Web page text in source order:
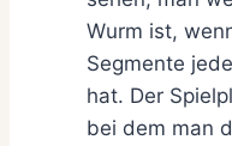
Wurm ist,
Segmente
hat. Der
bei dem man